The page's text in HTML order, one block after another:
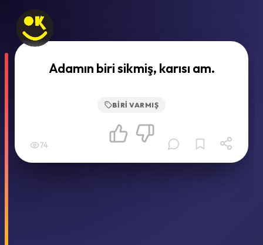
Adamın biri sikmiş, karısı am.
BIRI VARMIŞ
74